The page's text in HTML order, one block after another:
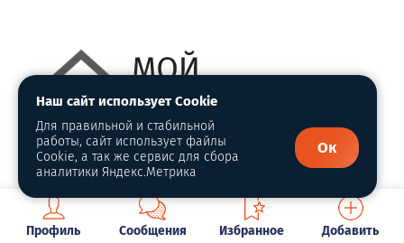
Помогите разобраться с НДС
Профиль Сообщения Избранное Добавить
Наш сайт использует Cookie
Для правильной и стабильной
работы, сайт использует файлы
Cookie, а так же сервис для сбора
аналитики Яндекс.Метрика
Ок